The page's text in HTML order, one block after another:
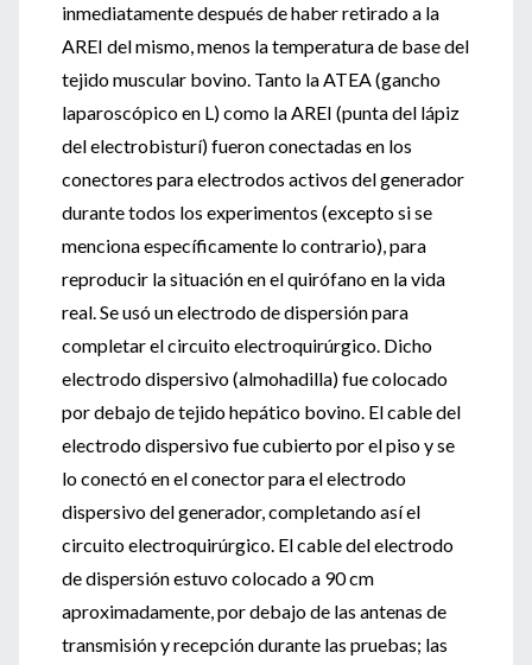
inmediatamente después de haber retirado a la
AREI del mismo, menos la temperatura de base del
tejido muscular bovino. Tanto la ATEA (gancho
laparoscópico en L) como la AREI (punta del lápiz
del electrobisturí) fueron conectadas en los
conectores para electrodos activos del generador
durante todos los experimentos (excepto si se
menciona específicamente lo contrario), para
reproducir la situación en el quirófano en la vida
real. Se usó un electrodo de dispersión para
completar el circuito electroquirúrgico. Dicho
electrodo dispersivo (almohadilla) fue colocado
por debajo de tejido hepático bovino. El cable del
electrodo dispersivo fue cubierto por el piso y se
lo conectó en el conector para el electrodo
dispersivo del generador, completando así el
circuito electroquirúrgico. El cable del electrodo
de dispersión estuvo colocado a 90 cm
aproximadamente, por debajo de las antenas de
transmisión y recepción durante las pruebas; las